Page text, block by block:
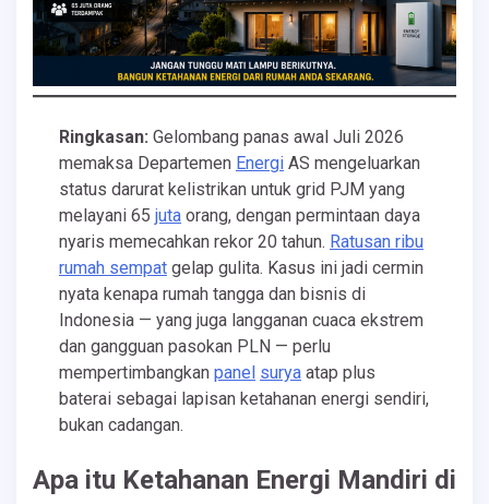
Ringkasan: Gelombang panas awal Juli 2026
memaksa Departemen Energi AS mengeluarkan
status darurat kelistrikan untuk grid PJM yang
melayani 65 juta orang, dengan permintaan daya
nyaris memecahkan rekor 20 tahun. Ratusan ribu
rumah sempat gelap gulita. Kasus ini jadi cermin
nyata kenapa rumah tangga dan bisnis di
Indonesia — yang juga langganan cuaca ekstrem
dan gangguan pasokan PLN — perlu
mempertimbangkan panel surya atap plus
baterai sebagai lapisan ketahanan energi sendiri,
bukan cadangan.
Apa itu Ketahanan Energi Mandiri di